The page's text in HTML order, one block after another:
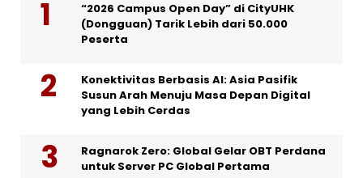
“2026 Campus Open Day” di CityUHK
(Dongguan) Tarik Lebih dari 50.000
Peserta
Konektivitas Berbasis AI: Asia Pasifik
Susun Arah Menuju Masa Depan Digital
yang Lebih Cerdas
Ragnarok Zero: Global Gelar OBT Perdana
untuk Server PC Global Pertama